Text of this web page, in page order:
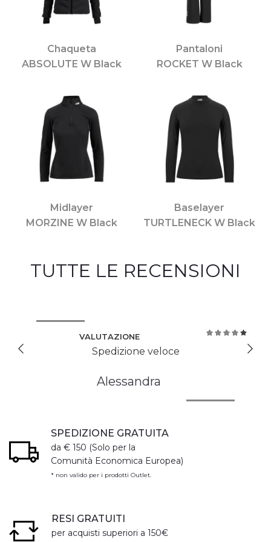
Chaqueta
ABSOLUTE W Black
Pantaloni
ROCKET W Black
Midlayer
MORZINE W Black
Baselayer
TURTLENECK W Black
TUTTE LE RECENSIONI
VALUTAZIONE
Spedizione veloce
Alessandra
SPEDIZIONE GRATUITA
da € 150 (Solo per la
Comunità Economica Europea)
* non valido per i prodotti Outlet.
RESI GRATUITI
per acquisti superiori a 150€